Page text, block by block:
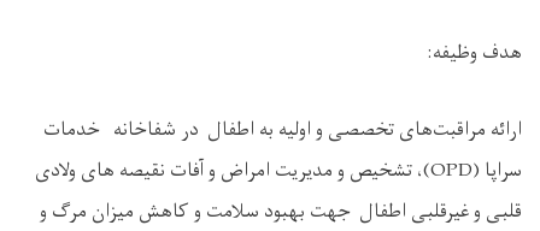
هدف وظیفه:
ارائه مراقبت‌های تخصصی و اولیه به اطفال در شفاخانه خدمات
سراپا (OPD)، تشخیص و مدیریت امراض و آفات نقیصه های ولادی
قلبی و غیرقلبی اطفال جهت بهبود سلامت و کاهش میزان مرگ و